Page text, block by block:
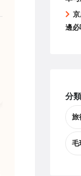
邊必
分類
旅
毛